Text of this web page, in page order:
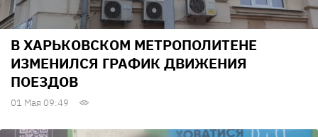
В ХАРЬКОВСКОМ МЕТРОПОЛИТЕНЕ
ИЗМЕНИЛСЯ ГРАФИК ДВИЖЕНИЯ
ПОЕЗДОВ
01 Мая 09:49